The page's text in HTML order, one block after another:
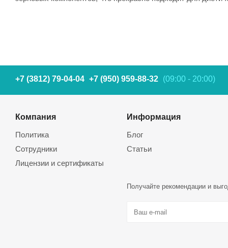
+7 (3812) 79-04-04 +7 (950) 959-88-32 (09:00 - 20:00)
Компания
Политика
Сотрудники
Лицензии и сертификаты
Информация
Блог
Статьи
Получайте рекомендации и